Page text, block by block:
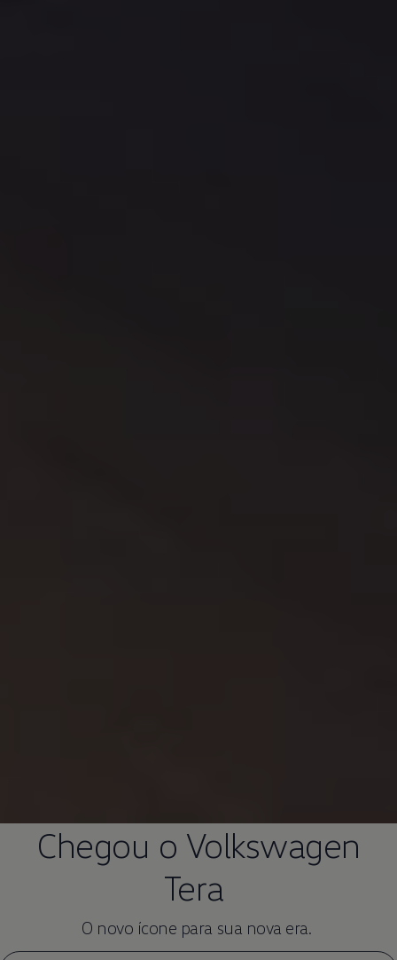
Chegou o Volkswagen
Tera
O novo ícone para sua nova era.